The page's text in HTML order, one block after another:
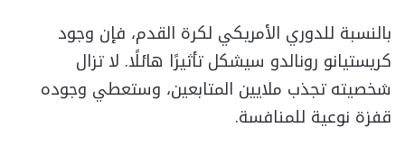
بالنسبة للدوري الأمريكي لكرة القدم، فإن وجود
كريستيانو رونالدو سيشكل تأثيرًا هائلًا. لا تزال
شخصيته تجذب ملايين المتابعين، وستعطي وجوده
قفزة نوعية للمنافسة.